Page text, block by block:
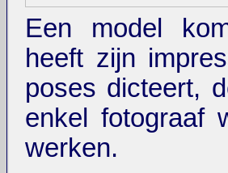
Een model
heeft zijn
poses dicteert,
enkel fotograaf
werken.